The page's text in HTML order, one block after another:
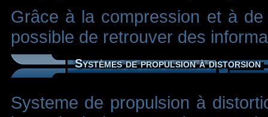
Grâce à la compression et à
possible de retrouver des
Systèmes de propulsion à distorsion
Systeme de propulsion à